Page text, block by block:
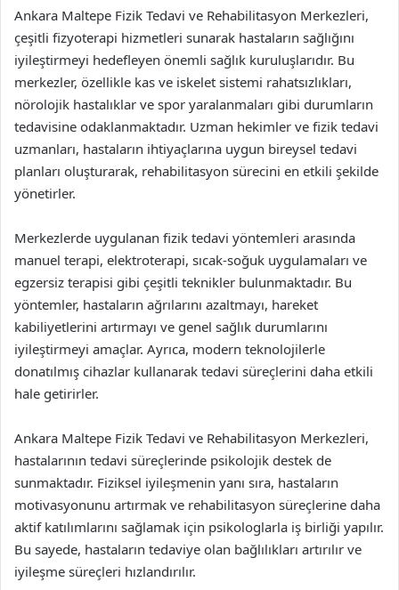
Ankara Maltepe Fizik Tedavi ve Rehabilitasyon Merkezleri,
çeşitli fizyoterapi hizmetleri sunarak hastaların sağlığını
iyileştirmeyi hedefleyen önemli sağlık kuruluşlarıdır. Bu
merkezler, özellikle kas ve iskelet sistemi rahatsızlıkları,
nörolojik hastalıklar ve spor yaralanmaları gibi durumların
tedavisine odaklanmaktadır. Uzman hekimler ve fizik tedavi
uzmanları, hastaların ihtiyaçlarına uygun bireysel tedavi
planları oluşturarak, rehabilitasyon sürecini en etkili şekilde
yönetirler.
Merkezlerde uygulanan fizik tedavi yöntemleri arasında
manuel terapi, elektroterapi, sıcak-soğuk uygulamaları ve
egzersiz terapisi gibi çeşitli teknikler bulunmaktadır. Bu
yöntemler, hastaların ağrılarını azaltmayı, hareket
kabiliyetlerini artırmayı ve genel sağlık durumlarını
iyileştirmeyi amaçlar. Ayrıca, modern teknolojilerle
donatılmış cihazlar kullanarak tedavi süreçlerini daha etkili
hale getirirler.
Ankara Maltepe Fizik Tedavi ve Rehabilitasyon Merkezleri,
hastalarının tedavi süreçlerinde psikolojik destek de
sunmaktadır. Fiziksel iyileşmenin yanı sıra, hastaların
motivasyonunu artırmak ve rehabilitasyon süreçlerine daha
aktif katılımlarını sağlamak için psikologlarla iş birliği yapılır.
Bu sayede, hastaların tedaviye olan bağlılıkları artırılır ve
iyileşme süreçleri hızlandırılır.